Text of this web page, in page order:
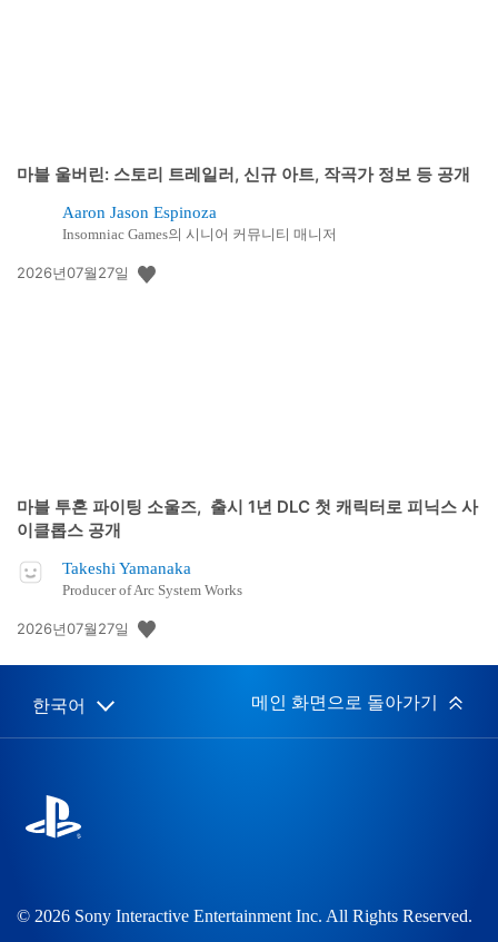
마블 울버린: 스토리 트레일러, 신규 아트, 작곡가 정보 등 공개
Aaron Jason Espinoza
Insomniac Games의 시니어 커뮤니티 매니저
공
2026년07월27일
마블 투혼 파이팅 소울즈, 출시 1년 DLC 첫 캐릭터로 피닉스 사
이클롭스 공개
Takeshi Yamanaka
Producer of Arc System Works
공
일:
2026년07월27일
Select
Current
한국어 메인 화면으로 돌아가기
© 2026 Sony Interactive Entertainment Inc. All Rights Reserved.